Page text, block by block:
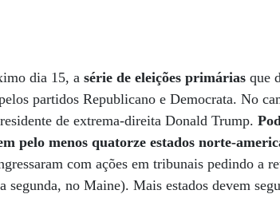
dia 15, asérie de eleições primárias que
partidos Republicano e Democrata. No
de extrema-direita Donald Trump.
pelo menos quatorze estados norte-
com ações em tribunais pedindo a
segunda, no Maine). Mais estados devem